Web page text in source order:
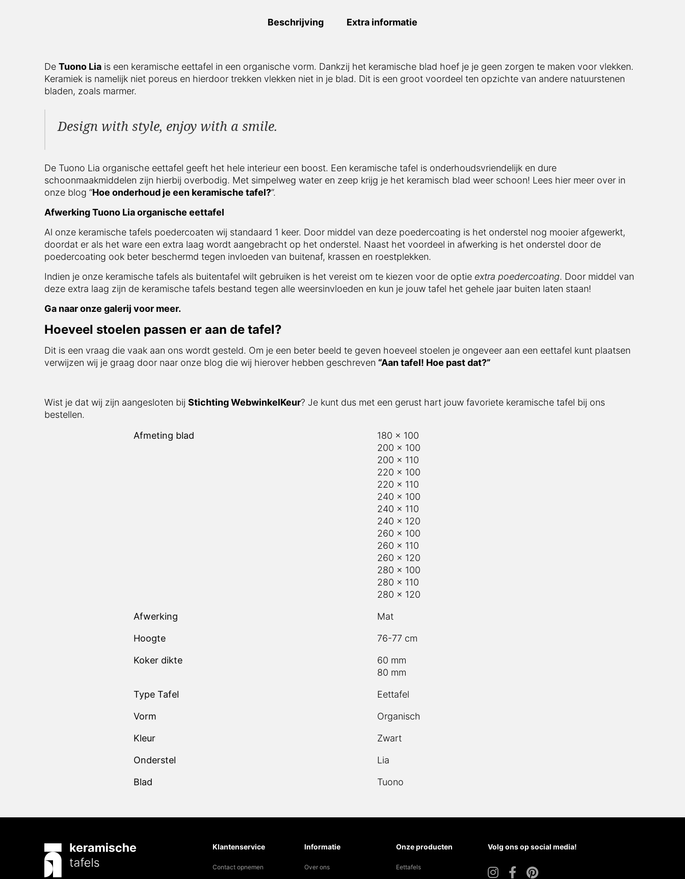
Beschrijving Extra informatie
De Tuono Lia is een keramische eettafel in een organische vorm. Dankzij het keramische blad hoef je je geen zorgen te maken voor vlekken.
Keramiek is namelijk niet poreus en hierdoor trekken vlekken niet in je blad. Dit is een groot voordeel ten opzichte van andere natuurstenen
bladen, zoals marmer.
Design with style, enjoy with a smile.
De Tuono Lia organische eettafel geeft het hele interieur een boost. Een keramische tafel is onderhoudsvriendelijk en dure
schoonmaakmiddelen zijn hierbij overbodig. Met simpelweg water en zeep krijg je het keramisch blad weer schoon! Lees hier meer over in
onze blog “Hoe onderhoud je een keramische tafel?”.
Afwerking Tuono Lia organische eettafel
Al onze keramische tafels poedercoaten wij standaard 1 keer. Door middel van deze poedercoating is het onderstel nog mooier afgewerkt,
doordat er als het ware een extra laag wordt aangebracht op het onderstel. Naast het voordeel in afwerking is het onderstel door de
poedercoating ook beter beschermd tegen invloeden van buitenaf, krassen en roestplekken.
Indien je onze keramische tafels als buitentafel wilt gebruiken is het vereist om te kiezen voor de optie extra poedercoating. Door middel van
deze extra laag zijn de keramische tafels bestand tegen alle weersinvloeden en kun je jouw tafel het gehele jaar buiten laten staan!
Ga naar onze galerij voor meer.
Hoeveel stoelen passen er aan de tafel?
Dit is een vraag die vaak aan ons wordt gesteld. Om je een beter beeld te geven hoeveel stoelen je ongeveer aan een eettafel kunt plaatsen
verwijzen wij je graag door naar onze blog die wij hierover hebben geschreven “Aan tafel! Hoe past dat?”
Wist je dat wij zijn aangesloten bij Stichting WebwinkelKeur? Je kunt dus met een gerust hart jouw favoriete keramische tafel bij ons
bestellen.
Afmeting blad
180 x 100
200 x 100
200 x 110
220 x 100
220 x 110
240 x 100
240 x 110
240 x 120
260 x 100
260 x 110
260 x 120
280 x 100
280 x 110
280 x 120
Afwerking Mat
Hoogte 76-77 cm
Koker dikte
60 mm
80 mm
Type Tafel Eettafel
Vorm Organisch
Kleur Zwart
Onderstel Lia
Blad Tuono
Klantenservice
Contact opnemen
Informatie
Over ons
Onze producten
Eettafels
Volg ons op social media!